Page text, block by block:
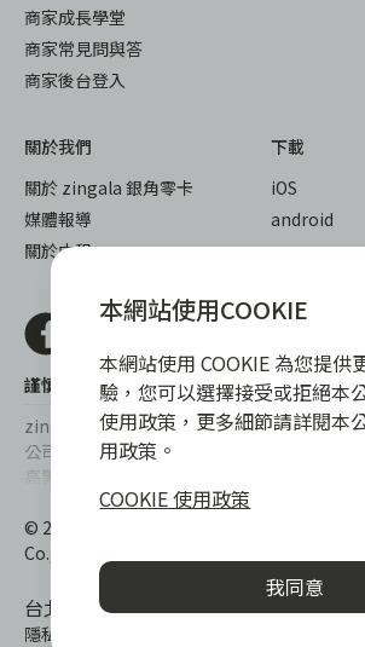
商家成長學堂
商家常見問與答
商家後台登入
關於我們
關於 zingala 銀角零卡
媒體報導
關於中租
下載
iOS
android
謹慎衡量自身財務狀況，理性理財最安心
zingala銀角零卡/仲信資融沒有代辦公司及代
公司合作，更不會要求您提供實體銀行提款卡
高警覺，勿受騙上當！
提醒您，消費前請審慎評估財務狀況，理性
百分率區間為0%~15.9%，實際費用率，仍以
品或服務為準，且每一案件實際之年百分率仍
往來條件而有所不同，總費用年百分率不等於
© 2022 仲信資融股份有限公司 Chailease
Co., Ltd. All Rights Reserved.
台北市內湖區內湖路一段392號6F
隱私權保護政策
本網站使用COOKIE
本網站使用 COOKIE 為您提供
驗，您可以選擇接受或拒絕本
使用政策，更多細節請詳閱本
用政策。
COOKIE 使用政策
我同意